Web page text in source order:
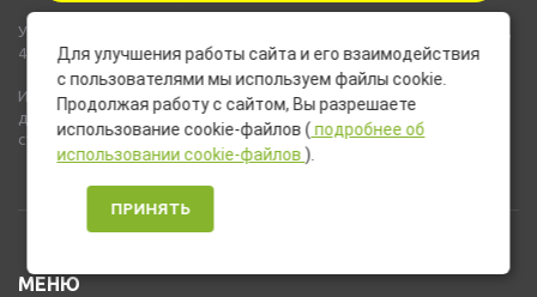
Указанные на сайте цены не являются публичной офертой (ст.435,
437 ГК РФ).
Используемые на сайте изображения товаров могут включать
дополнительное оборудование и компоненты, не входящие в
стандартную комплектацию товара.
МЕНЮ
Для улучшения работы сайта и его взаимодействия
с пользователями мы используем файлы cookie.
Продолжая работу с сайтом, Вы разрешаете
использование cookie-файлов ( подробнее об
использовании cookie-файлов ).
ПРИНЯТЬ